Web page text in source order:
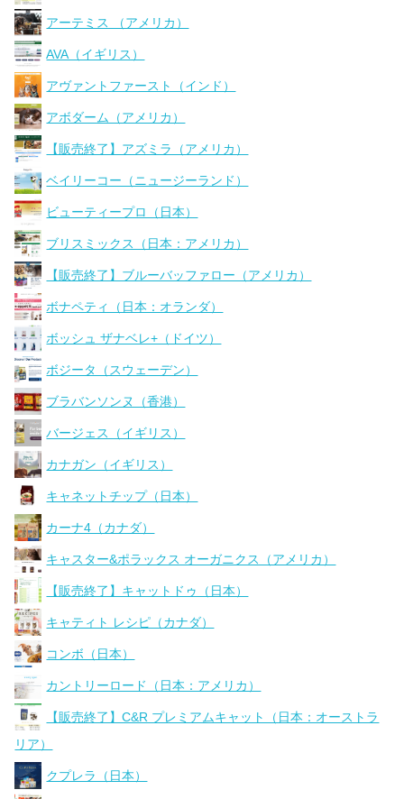
アーテミス （アメリカ）
AVA（イギリス）
アヴァントファースト（インド）
アボダーム（アメリカ）
【販売終了】アズミラ（アメリカ）
ベイリーコー（ニュージーランド）
ビューティープロ（日本）
ブリスミックス（日本：アメリカ）
【販売終了】ブルーバッファロー（アメリカ）
ボナペティ（日本：オランダ）
ボッシュ ザナベレ+（ドイツ）
ボジータ（スウェーデン）
ブラバンソンヌ（香港）
バージェス（イギリス）
カナガン（イギリス）
キャネットチップ（日本）
カーナ4（カナダ）
キャスター&ポラックス オーガニクス（アメリカ）
【販売終了】キャットドゥ（日本）
キャティト レシピ（カナダ）
コンボ（日本）
カントリーロード（日本：アメリカ）
【販売終了】C&R プレミアムキャット（日本：オーストラ
リア）
クプレラ（日本）